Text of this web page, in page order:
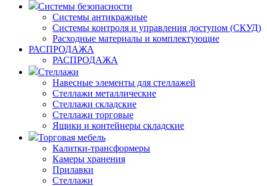
Системы безопасности
Системы антикражные
Системы контроля и управления доступом (СКУД)
Расходные материалы и комплектующие
РАСПРОДАЖА
РАСПРОДАЖА
Стеллажи
Навесные элементы для стеллажей
Стеллажи металлические
Стеллажи складские
Стеллажи торговые
Ящики и контейнеры складские
Торговая мебель
Калитки-трансформеры
Камеры хранения
Прилавки
Стеллажи